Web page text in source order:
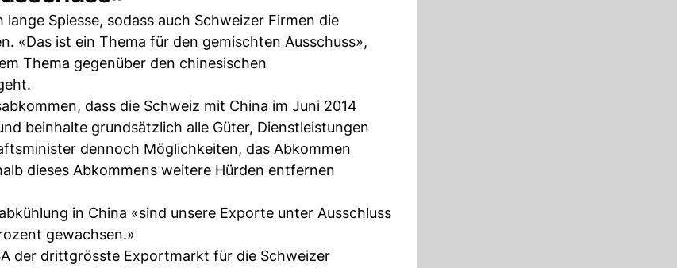
Spiesse, sodass auch Schweizer Firmen die
«Das ist ein Thema für den gemischten Ausschuss»,
Thema gegenüber den chinesischen
dass die Schweiz mit China im Juni 2014
beinhalte grundsätzlich alle Güter, Dienstleistungen
dennoch Möglichkeiten, das Abkommen
dieses Abkommens weitere Hürden entfernen
in China «sind unsere Exporte unter Ausschluss
gewachsen.»
der drittgrösste Exportmarkt für die Schweizer